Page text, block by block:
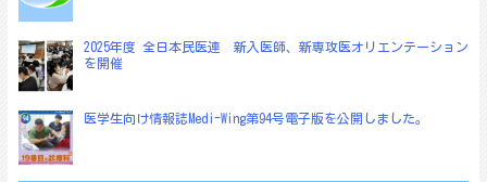
2025年度 全日本民医連 新入医師、新専攻医オリエンテーション
を開催
医学生向け情報誌Medi-Wing第94号電子版を公開しました。